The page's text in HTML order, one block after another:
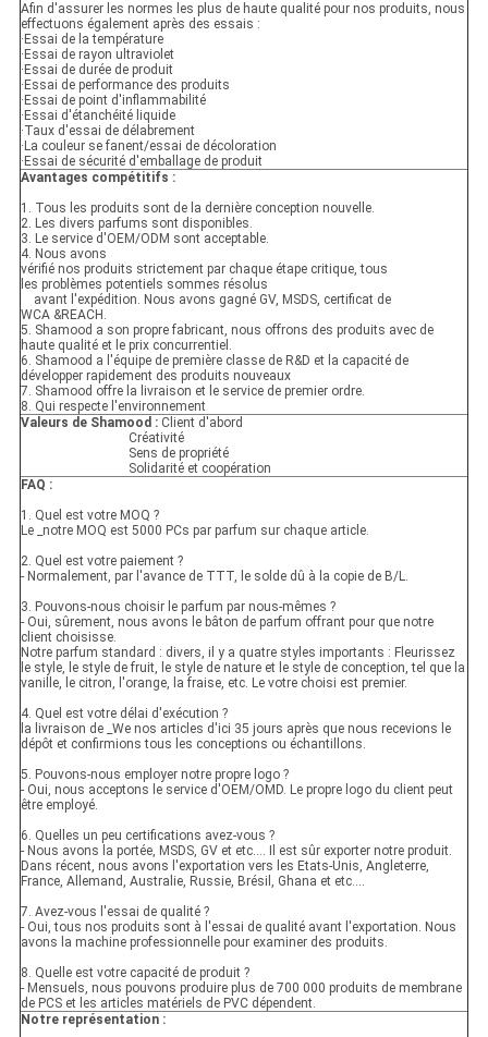
Afin d'assurer les normes les plus de haute qualité pour nos produits, nous
effectuons également après des essais :
·Essai de la température
·Essai de rayon ultraviolet
·Essai de durée de produit
·Essai de performance des produits
·Essai de point d'inflammabilité
·Essai d'étanchéité liquide
·Taux d'essai de délabrement
·La couleur se fanent/essai de décoloration
·Essai de sécurité d'emballage de produit
Avantages compétitifs :
1. Tous les produits sont de la dernière conception nouvelle.
2. Les divers parfums sont disponibles.
3. Le service d'OEM/ODM sont acceptable.
4. Nous avons
vérifié nos produits strictement par chaque étape critique, tous
les problèmes potentiels sommes résolus
avant l'expédition. Nous avons gagné GV, MSDS, certificat de
WCA &REACH.
5. Shamood a son propre fabricant, nous offrons des produits avec de
haute qualité et le prix concurrentiel.
6. Shamood a l'équipe de première classe de R&D et la capacité de
développer rapidement des produits nouveaux
7. Shamood offre la livraison et le service de premier ordre.
8. Qui respecte l'environnement
Valeurs de Shamood : Client d'abord
Créativité
Sens de propriété
Solidarité et coopération
FAQ :
1. Quel est votre MOQ ?
Le _notre MOQ est 5000 PCs par parfum sur chaque article.
2. Quel est votre paiement ?
- Normalement, par l'avance de TTT, le solde dû à la copie de B/L.
3. Pouvons-nous choisir le parfum par nous-mêmes ?
- Oui, sûrement, nous avons le bâton de parfum offrant pour que notre
client choisisse.
Notre parfum standard : divers, il y a quatre styles importants : Fleurissez
le style, le style de fruit, le style de nature et le style de conception, tel que la
vanille, le citron, l'orange, la fraise, etc. Le votre choisi est premier.
4. Quel est votre délai d'exécution ?
la livraison de _We nos articles d'ici 35 jours après que nous recevions le
dépôt et confirmions tous les conceptions ou échantillons.
5. Pouvons-nous employer notre propre logo ?
- Oui, nous acceptons le service d'OEM/OMD. Le propre logo du client peut
être employé.
6. Quelles un peu certifications avez-vous ?
- Nous avons la portée, MSDS, GV et etc…. Il est sûr exporter notre produit.
Dans récent, nous avons l'exportation vers les Etats-Unis, Angleterre,
France, Allemand, Australie, Russie, Brésil, Ghana et etc….
7. Avez-vous l'essai de qualité ?
- Oui, tous nos produits sont à l'essai de qualité avant l'exportation. Nous
avons la machine professionnelle pour examiner des produits.
8. Quelle est votre capacité de produit ?
- Mensuels, nous pouvons produire plus de 700 000 produits de membrane
de PCS et les articles matériels de PVC dépendent.
Notre représentation :